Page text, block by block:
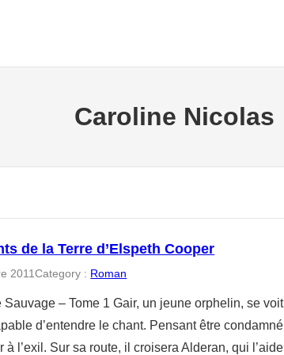
Caroline Nicolas
de la Terre d’Elspeth Cooper
2011Category : Roman
Sauvage – Tome 1 Gair, un jeune orphelin, se
d’entendre le chant. Pensant être
à l’exil. Sur sa route, il croisera Alderan, qui